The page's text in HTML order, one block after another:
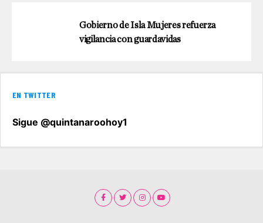
Gobierno de Isla Mujeres refuerza
vigilancia con guardavidas
EN TWITTER
Sigue @quintanaroohoy1